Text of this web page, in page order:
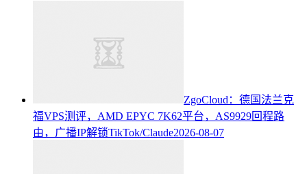
ZgoCloud：德国法兰克
福VPS测评，AMD EPYC 7K62平台，AS9929回程路
由，广播IP解锁TikTok/Claude2026-08-07